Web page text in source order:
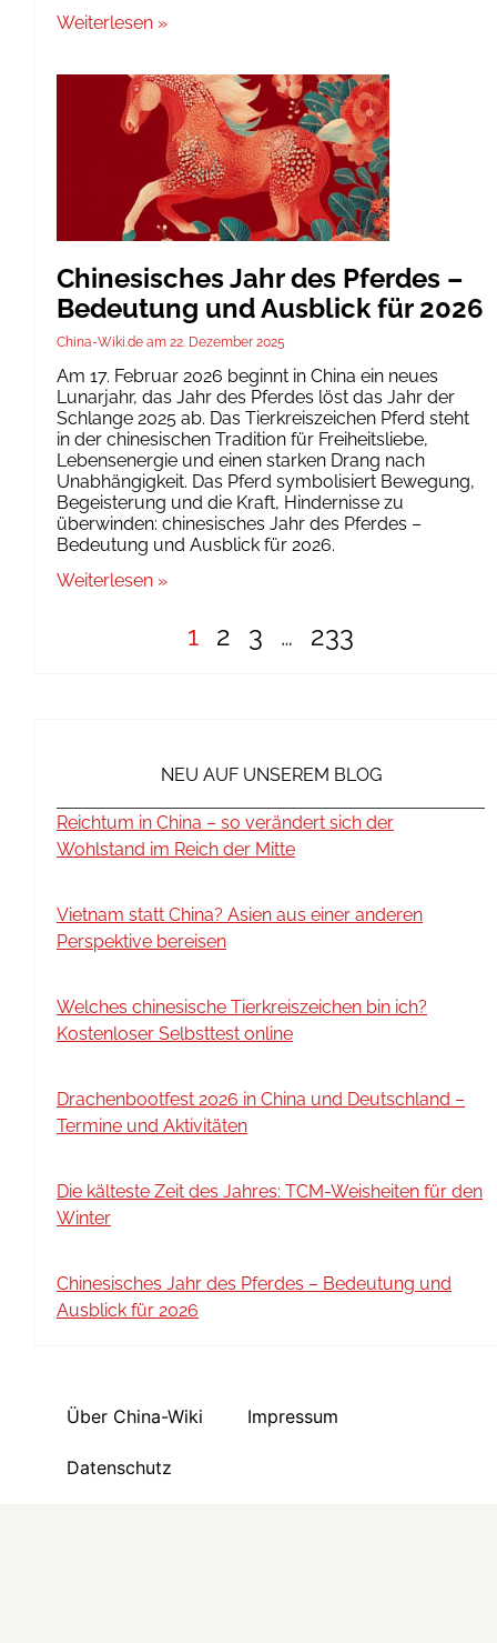
Weiterlesen »
Chinesisches Jahr des Pferdes –
Bedeutung und Ausblick für 2026
China-Wiki.de 22. Dezember 2025
Am 17. Februar 2026 beginnt in China ein neues
Lunarjahr, das Jahr des Pferdes löst das Jahr der
Schlange 2025 ab. Das Tierkreiszeichen Pferd steht
in der chinesischen Tradition für Freiheitsliebe,
Lebensenergie und einen starken Drang nach
Unabhängigkeit. Das Pferd symbolisiert Bewegung,
Begeisterung und die Kraft, Hindernisse zu
überwinden: chinesisches Jahr des Pferdes –
Bedeutung und Ausblick für 2026.
Weiterlesen »
1 2 3 … 233
NEU AUF UNSEREM BLOG
Reichtum in China – so verändert sich der
Wohlstand im Reich der Mitte
Vietnam statt China? Asien aus einer anderen
Perspektive bereisen
Welches chinesische Tierkreiszeichen bin ich?
Kostenloser Selbsttest online
Drachenbootfest 2026 in China und Deutschland –
Termine und Aktivitäten
Die kälteste Zeit des Jahres: TCM-Weisheiten für den
Winter
Chinesisches Jahr des Pferdes – Bedeutung und
Ausblick für 2026
Über China-Wiki Impressum
Datenschutz